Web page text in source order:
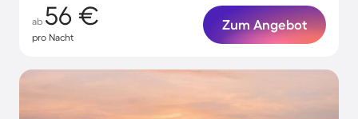
ab 56 €
pro Nacht
Zum Angebot